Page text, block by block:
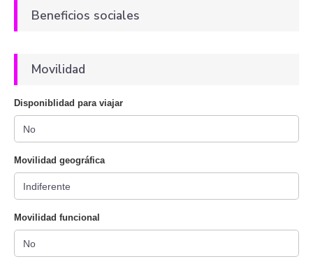
Beneficios sociales
Movilidad
Disponiblidad para viajar
Movilidad geográfica
Movilidad funcional